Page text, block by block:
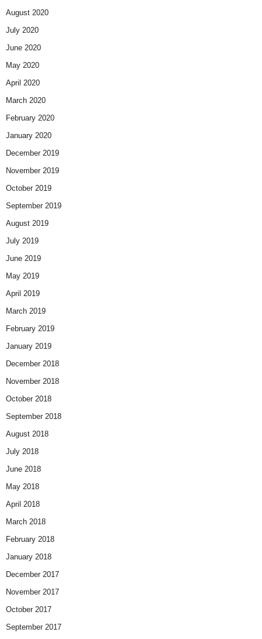
August 2020
July 2020
June 2020
May 2020
April 2020
March 2020
February 2020
January 2020
December 2019
November 2019
October 2019
September 2019
August 2019
July 2019
June 2019
May 2019
April 2019
March 2019
February 2019
January 2019
December 2018
November 2018
October 2018
September 2018
August 2018
July 2018
June 2018
May 2018
April 2018
March 2018
February 2018
January 2018
December 2017
November 2017
October 2017
September 2017